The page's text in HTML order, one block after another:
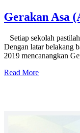
Gerakan Asa
Setiap sekolah
Dengan latar belakang
2019 mencanangkan
Read More